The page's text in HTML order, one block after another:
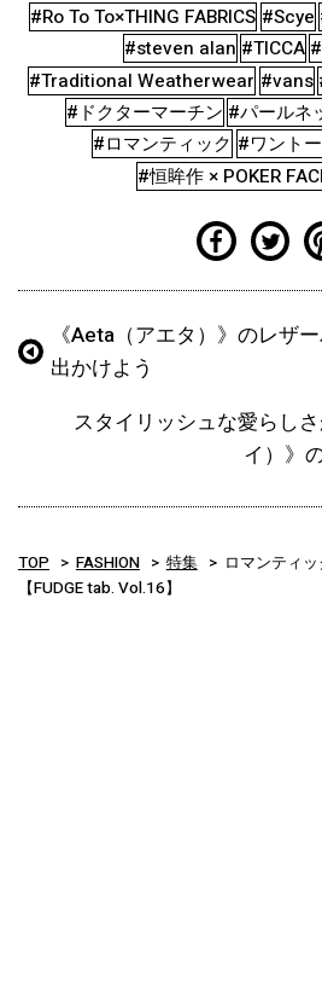
#Ro To To×THING FABRICS #Scye
#steven alan #TICCA
#Traditional Weatherwear #vans
#ドクターマーチン #パールネ
#ロマンティック #ワント
#恒眸作 × POKER
《Aeta（アエタ）》のレザ
出かけよう
スタイリッシュな愛らし
イ）》
TOP FASHION 特集
ロマンティ
【FUDGE tab. Vol.16】